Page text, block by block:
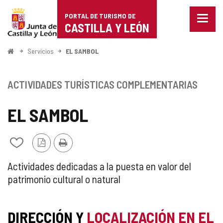
Portal
de
Turismo
Castilla
León
PORTAL DE TURISMO DE
CASTILLA Y LEÓN
Menu
InicioServicios EL SAMBOL
EL SAMBOL
Añadir/quitar
mis
cuadernos
Versión
PDF
Imprimir
ACTIVIDADES TURÍSTICAS COMPLEMENTARIAS
ACTIVIDAD
TURÍSTICA
COMPLEMENTARIA
Actividades dedicadas a la puesta en valor del
patrimonio cultural o natural
DIRECCIÓN Y LOCALIZACIÓN EN EL